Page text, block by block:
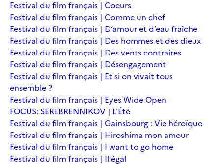
Festival du film français | Coeurs
Festival du film français | Comme un chef
Festival du film français | D’amour et d’eau fraîche
Festival du film français | Des hommes et des dieux
Festival du film français | Des vents contraires
Festival du film français | Désengagement
Festival du film français | Et si on vivait tous
ensemble ?
Festival du film français | Eyes Wide Open
FOCUS: SEREBRENNIKOV | L'Été
Festival du film français | Gainsbourg : Vie héroïque
Festival du film français | Hiroshima mon amour
Festival du film français | I want to go home
Festival du film français | Illégal